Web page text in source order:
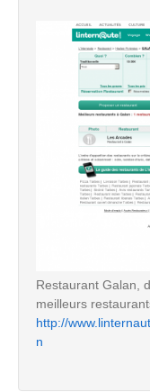
Restaurant Galan,
meilleurs
http://
n